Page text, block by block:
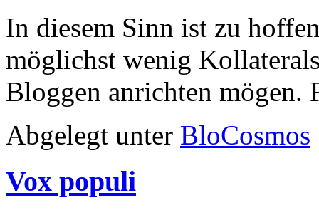
In diesem Sinn ist zu
möglichst wenig
Bloggen anrichten mögen.
Abgelegt unter BloCosmos
Vox populi